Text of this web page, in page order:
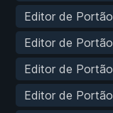
Editor de
Editor de
Editor de
Editor de